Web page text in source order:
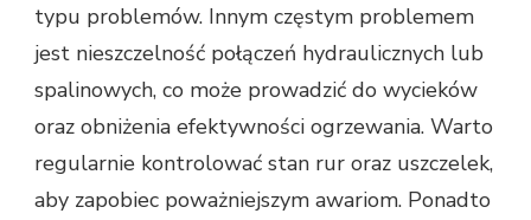
typu problemów. Innym częstym problemem
jest nieszczelność połączeń hydraulicznych lub
spalinowych, co może prowadzić do wycieków
oraz obniżenia efektywności ogrzewania. Warto
regularnie kontrolować stan rur oraz uszczelek,
aby zapobiec poważniejszym awariom. Ponadto